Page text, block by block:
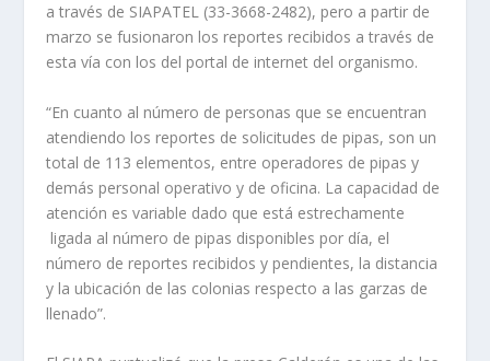
a través de SIAPATEL (33-3668-2482), pero a partir de
marzo se fusionaron los reportes recibidos a través de
esta vía con los del portal de internet del organismo.
“En cuanto al número de personas que se encuentran
atendiendo los reportes de solicitudes de pipas, son un
total de 113 elementos, entre operadores de pipas y
demás personal operativo y de oficina. La capacidad de
atención es variable dado que está estrechamente
ligada al número de pipas disponibles por día, el
número de reportes recibidos y pendientes, la distancia
y la ubicación de las colonias respecto a las garzas de
llenado”.